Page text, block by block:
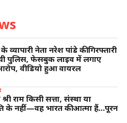
व्यापारी नेता नरेश पांडे की गिरफ्तारी
पुलिस, फेसबुक लाइव में लगाए
वीडियो हुआ वायरल
राम किसी सत्ता, संस्था या
के नहीं—वह भारत की आत्मा हैं…पूरन